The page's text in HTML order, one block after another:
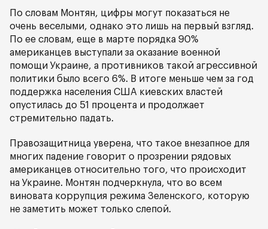
По словам Монтян, цифры могут показаться не
очень веселыми, однако это лишь на первый взгляд.
По ее словам, еще в марте порядка 90%
американцев выступали за оказание военной
помощи Украине, а противников такой агрессивной
политики было всего 6%. В итоге меньше чем за год
поддержка населения США киевских властей
опустилась до 51 процента и продолжает
стремительно падать.
Правозащитница уверена, что такое внезапное для
многих падение говорит о прозрении рядовых
американцев относительно того, что происходит
на Украине. Монтян подчеркнула, что во всем
виновата коррупция режима Зеленского, которую
не заметить может только слепой.